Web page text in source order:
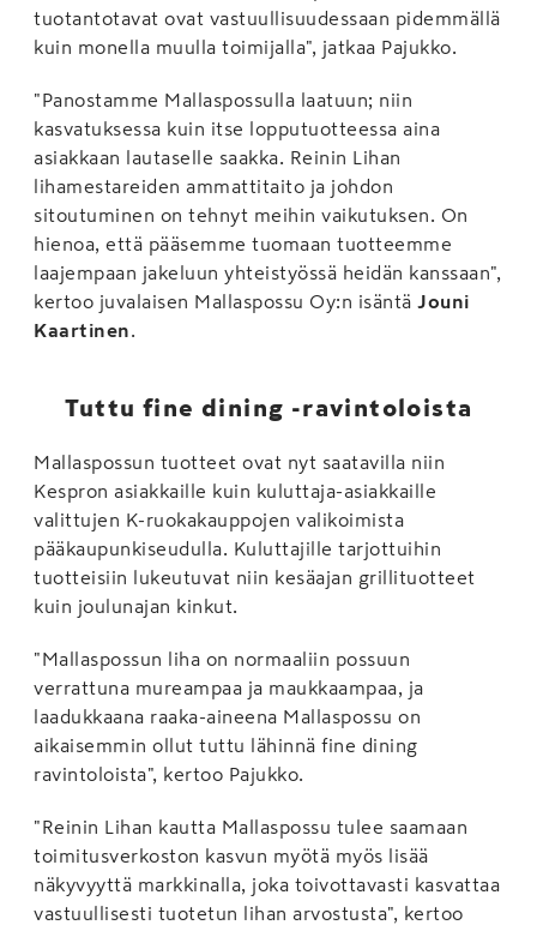
tuotantotavat ovat vastuullisuudessaan pidemmällä
kuin monella muulla toimijalla", jatkaa Pajukko.
"Panostamme Mallaspossulla laatuun; niin
kasvatuksessa kuin itse lopputuotteessa aina
asiakkaan lautaselle saakka. Reinin Lihan
lihamestareiden ammattitaito ja johdon
sitoutuminen on tehnyt meihin vaikutuksen. On
hienoa, että pääsemme tuomaan tuotteemme
laajempaan jakeluun yhteistyössä heidän kanssaan",
kertoo juvalaisen Mallaspossu Oy:n isäntä Jouni
Kaartinen
Tuttu fine dining -ravintoloista
Mallaspossun tuotteet ovat nyt saatavilla niin
Kespron asiakkaille kuin kuluttaja-asiakkaille
valittujen K-ruokakauppojen valikoimista
pääkaupunkiseudulla. Kuluttajille tarjottuihin
tuotteisiin lukeutuvat niin kesäajan grillituotteet
kuin joulunajan kinkut.
"Mallaspossun liha on normaaliin possuun
verrattuna mureampaa ja maukkaampaa, ja
laadukkaana raaka-aineena Mallaspossu on
aikaisemmin ollut tuttu lähinnä fine dining
ravintoloista", kertoo Pajukko.
"Reinin Lihan kautta Mallaspossu tulee saamaan
toimitusverkoston kasvun myötä myös lisää
näkyvyyttä markkinalla, joka toivottavasti kasvattaa
vastuullisesti tuotetun lihan arvostusta", kertoo